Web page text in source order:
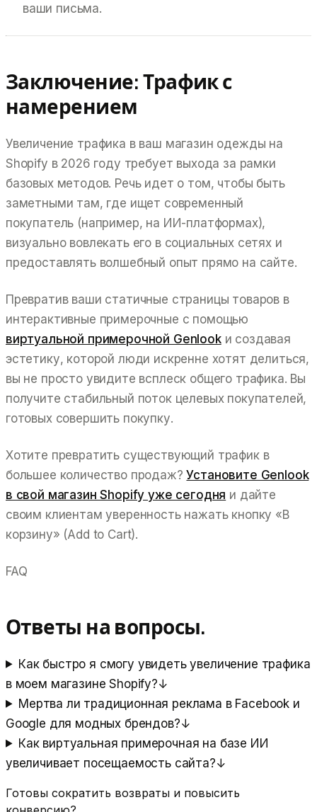
ваши письма.
Заключение: Трафик с
намерением
Увеличение трафика в ваш магазин одежды на
Shopify в 2026 году требует выхода за рамки
базовых методов. Речь идет о том, чтобы быть
заметными там, где ищет современный
покупатель (например, на ИИ-платформах),
визуально вовлекать его в социальных сетях и
предоставлять волшебный опыт прямо на сайте.
Превратив ваши статичные страницы товаров в
интерактивные примерочные с помощью
виртуальной примерочной Genlookи создавая
эстетику, которой люди искренне хотят делиться,
вы не просто увидите всплеск общего трафика. Вы
получите стабильный поток целевых покупателей,
готовых совершить покупку.
Хотите превратить существующий трафик в
большее количество продаж?Установите Genlook
в свой магазин Shopify уже сегодня и дайте
своим клиентам уверенность нажать кнопку «В
корзину» (Add to Cart).
FAQ
Ответы на вопросы.
Как быстро я смогу увидеть увеличение трафика
в моем магазине Shopify?↓
Мертва ли традиционная реклама в Facebook и
Google для модных брендов?↓
Как виртуальная примерочная на базе ИИ
увеличивает посещаемость сайта?↓
Готовы сократить возвраты и повысить